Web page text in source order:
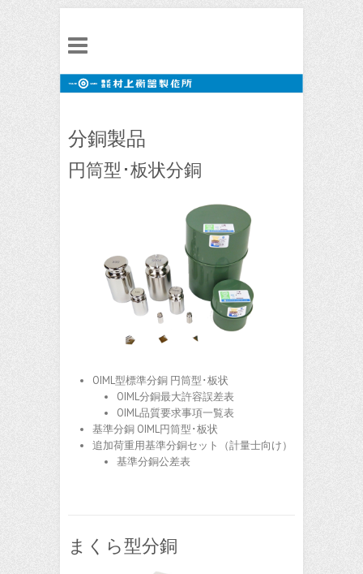
分銅製品
円筒型･板状分銅
OIML型標準分銅 円筒型･板状
OIML分銅最大許容誤差表
OIML品質要求事項一覧表
基準分銅 OIML円筒型･板状
追加荷重用基準分銅セット（計量士向け）
基準分銅公差表
まくら型分銅